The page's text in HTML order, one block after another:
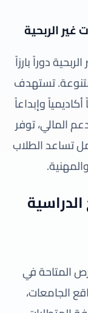
الربحية
دوراً بارزاً
تستهدف
وإبداعاً
المالي، توفر
تساعد الطلاب
المتاحة في
الجامعات،